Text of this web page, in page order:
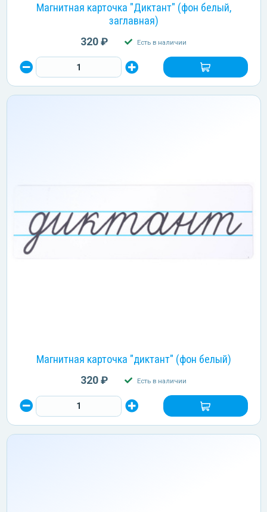
Магнитная карточка "Диктант" (фон белый,
заглавная)
320 ₽ Есть в наличии
Магнитная карточка "диктант" (фон белый)
320 ₽ Есть в наличии